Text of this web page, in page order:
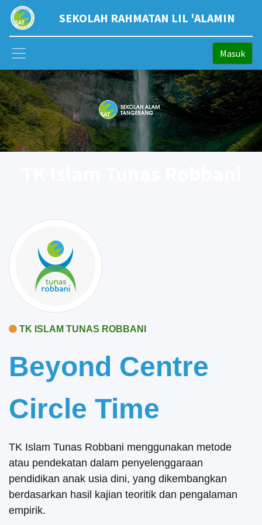
SEKOLAH RAHMATAN LIL 'ALAMIN
Masuk
TK ISLAM TUNAS ROBBANI
Beyond Centre
Circle Time
TK Islam Tunas Robbani menggunakan metode
atau pendekatan dalam penyelenggaraan
pendidikan anak usia dini, yang dikembangkan
berdasarkan hasil kajian teoritik dan pengalaman
empirik.